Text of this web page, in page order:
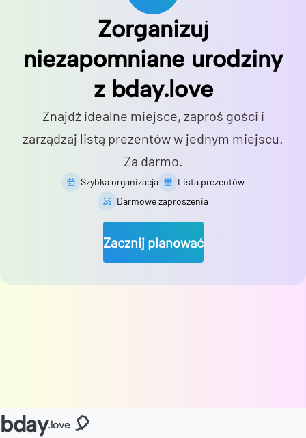
Zorganizuj
niezapomniane urodziny
z bday.love
Znajdź idealne miejsce, zaproś gości i
zarządzaj listą prezentów w jednym miejscu.
Za darmo.
Szybka organizacja
Lista prezentów
Darmowe zaproszenia
Zacznij planować
bday.love 🎈